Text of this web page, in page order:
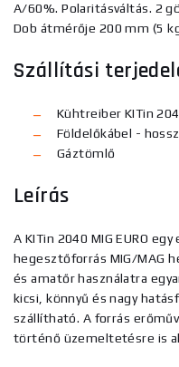
A/60%. Polaritásváltás. 2
Dob átmérője 200 mm (5
Szállítási
Kühtreiber KITin
Földelőkábel -
Gáztömlő
Leírás
A KITin 2040 MIG EURO
hegesztőforrás MIG/MAG
és amatőr használatra
kicsi, könnyű és nagy
szállítható. A forrás
történő üzemeltetésre is